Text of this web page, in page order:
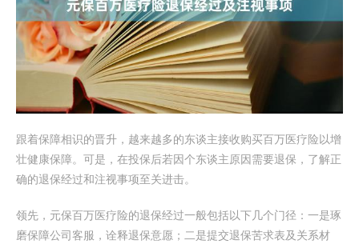
跟着保障相识的晋升，越来越多的东谈主接收购买百万医疗险以增
壮健康保障。可是，在投保后若因个东谈主原因需要退保，了解正
确的退保经过和注视事项至关进击。
领先，元保百万医疗险的退保经过一般包括以下几个门径：一是琢
磨保障公司客服，诠释退保意愿；二是提交退保苦求表及关系材